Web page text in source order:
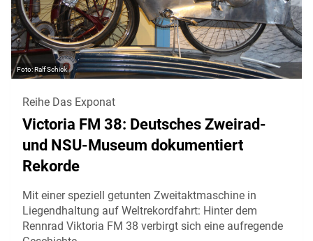
Ralf Schick
Reihe Das Exponat
Victoria FM 38: Deutsches Zweirad-
und NSU-Museum dokumentiert
Rekorde
Mit einer speziell getunten Zweitaktmaschine in
Liegendhaltung auf Weltrekordfahrt: Hinter dem
Rennrad Viktoria FM 38 verbirgt sich eine aufregende